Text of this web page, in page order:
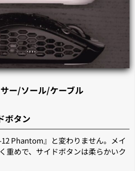
ー/ソール/ケーブル
ボタン
Phantom』と変わりません。メイ
重めで、サイドボタンは柔らかいク